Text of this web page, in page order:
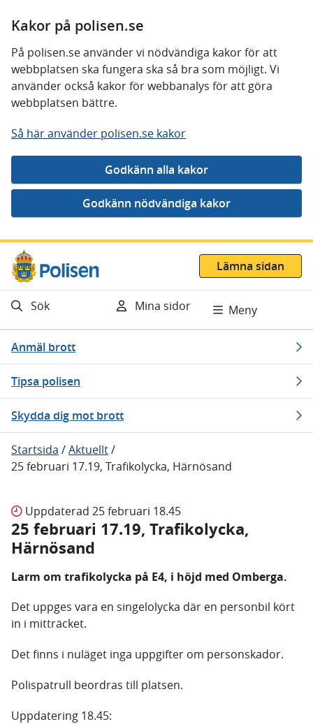
Kakor på polisen.se
På polisen.se använder vi nödvändiga kakor för att
webbplatsen ska fungera ska så bra som möjligt. Vi
använder också kakor för webbanalys för att göra
webbplatsen bättre.
Så här använder polisen.se kakor
Gå direkt till innehåll
Lämna sidan
Sök Mina sidor Meny
Anmäl brott
Tipsa polisen
Skydda dig mot brott
Startsida /Aktuellt/
25 februari 17.19, Trafikolycka, Härnösand
Uppdaterad 25 februari 18.45
25 februari 17.19, Trafikolycka,
Härnösand
Larm om trafikolycka på E4, i höjd med Omberga.
Det uppges vara en singelolycka där en personbil kört
in i mitträcket.
Det finns i nuläget inga uppgifter om personskador.
Polispatrull beordras till platsen.
Uppdatering 18.45: